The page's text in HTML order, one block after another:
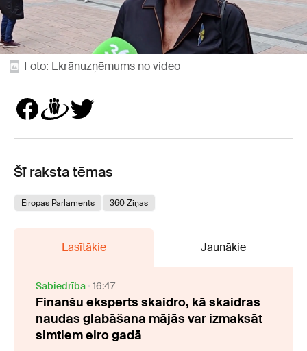
Foto: Ekrānuzņēmums no video
Šī raksta tēmas
Eiropas Parlaments 360 Ziņas
Lasītākie Jaunākie
Sabiedrība 16:47
Finanšu eksperts skaidro, kā skaidras
naudas glabāšana mājās var izmaksāt
simtiem eiro gadā